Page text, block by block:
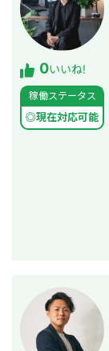
0いいね!
稼働ステータス
◎現在対応可能